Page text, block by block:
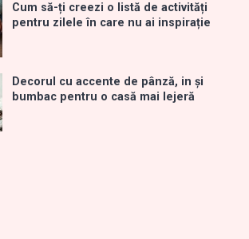
Cum să-ți creezi o listă de activități
pentru zilele în care nu ai inspirație
Decorul cu accente de pânză, in și
bumbac pentru o casă mai lejeră